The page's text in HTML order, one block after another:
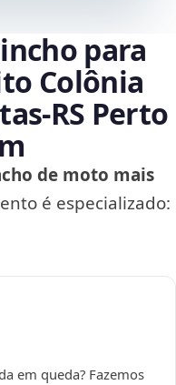
para
Colônia
Perto
de moto mais
é especializado:
em queda? Fazemos